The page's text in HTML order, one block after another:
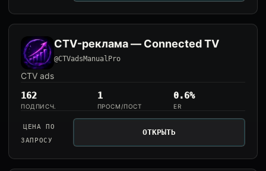
CTV-реклама — Connected TV
@CTVadsManualPro
CTV ads
162
ПОДПИСЧ.
1
ПРОСМ/ПОСТ
0.6%
ER
ЦЕНА ПО
ЗАПРОСУ
ОТКРЫТЬ